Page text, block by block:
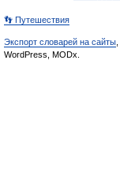
👣 Путешествия
Экспорт словарей на сайты
WordPress, MODx.